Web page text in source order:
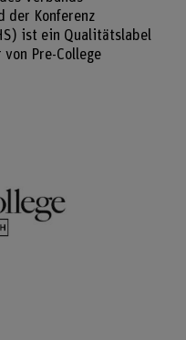
der Konferenz
ist ein Qualitätslabel
Pre-College